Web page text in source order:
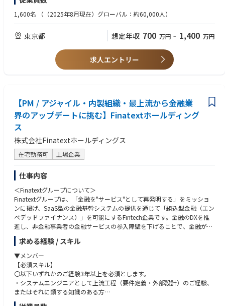
・ITコンサルティングの提供（お客様の課題をヒアリングし、企画提案か
ら運用まで一貫して対応）
【アバナードで働くことの魅力 】
ディングカンパニーで働くこと
・19度目のマイクロソフト グローバル SI パートナー アワードを受賞（20
・テクノロジーやスキル向上のための豊富なグローバルリソースの活用
・全ての社員のキャリアを支援するキャリアアドバイザー制度
・風通しが良く、チームワークで仕事を進められる環境
等
目的に沿った資料の作成、プレゼンテーション経験
ビジネスレベルの日本語（JLPT:N1目安）
・PMO、ITコンサルティング経験
・プロジェクトの新規獲得、立ち上げ経験
・マイクロソフト認定資格、IPA情報処理技術者等の技術資格
・業務での英語によるコミュニケーション
1,600名 （（2025年8月現在）グローバル：約60,000人）
東京都 想定年収 700 万円 ~ 1,400 万円
求人エントリー
【PM / アジャイル・内製組織・最上流から金融業
界のアップデートに挑む】Finatextホールディング
ス
株式会社Finatextホールディングス
在宅勤務可 上場企業
仕事内容
＜Finatextグループについて＞
Finatextグループは、「金融を"サービス"として再発明する」をミッショ
ンに掲げ、SaaS型の金融基幹システムの提供を通じて「組込型金融（エン
ベデッドファイナンス）」を可能にするFintech企業です。金融のDXを推
進し、非金融事業者の金融サービスの参入障壁を下げることで、金融がも
っと暮らしに寄り添う世の中の実現を目指しています。
金融サービスのあるべき姿をユーザー視点から見直し、パートナー事業者
と共に新しい金融サービスを開発する「株式会社Finatext」、オルタナテ
ィブデータ解析サービスの「株式会社ナウキャスト」、証券ビジネスプラ
ットフォームを提供する「株式会社スマートプラス」、次世代型デジタル
保険の「スマートプラス少額短期保険株式会社」といった事業会社を擁し
求める経験 / スキル
▼メンバー
【必須スキル】
〇以下いずれかのご経験3年以上を必須とします。
・システムエンジニアとして上流工程（要件定義・外部設計）のご経験、
またはそれに類する知識のある方
・受託案件における顧客とのコミュニケーション経験（レベル不問）